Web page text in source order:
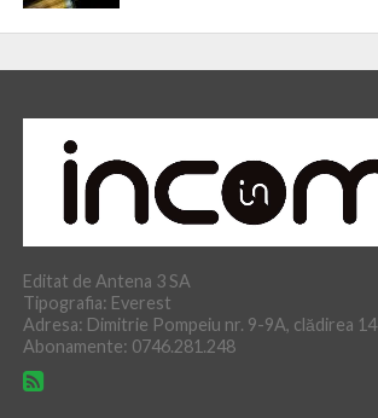
Editat de Antena 3 SA
Tipografia: Everest
Adresa: Dimitrie Pompeiu nr. 9-9A, clădirea 14
Abonamente: 0746.281.248